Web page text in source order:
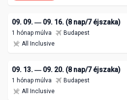
09. 09. ― 09. 16. (8 nap/7 éjszaka)
1 hónap múlva
Budapest
All Inclusive
09. 13. ― 09. 20. (8 nap/7 éjszaka)
1 hónap múlva
Budapest
All Inclusive